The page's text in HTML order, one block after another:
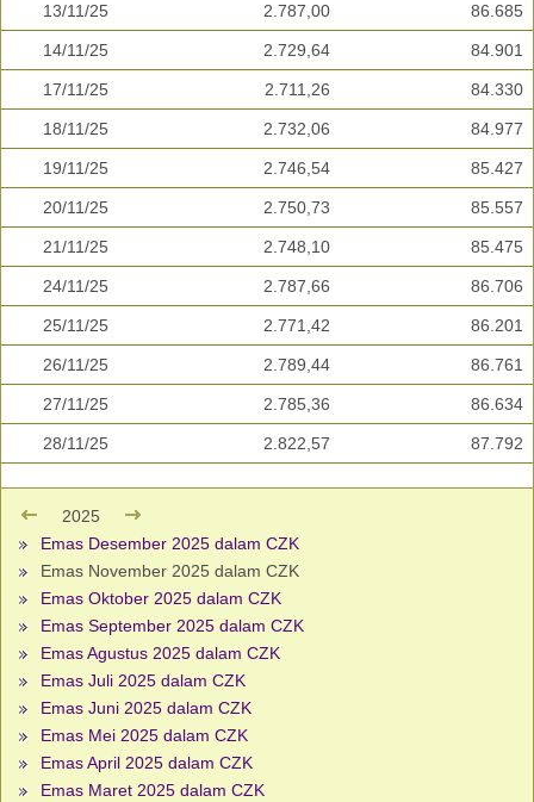
13/11/25 2.787,00 86.685
14/11/25 2.729,64 84.901
17/11/25 2.711,26 84.330
18/11/25 2.732,06 84.977
19/11/25 2.746,54 85.427
20/11/25 2.750,73 85.557
21/11/25 2.748,10 85.475
24/11/25 2.787,66 86.706
25/11/25 2.771,42 86.201
26/11/25 2.789,44 86.761
27/11/25 2.785,36 86.634
28/11/25 2.822,57 87.792
2025
Emas Desember 2025 dalam CZK
Emas November 2025 dalam CZK
Emas Oktober 2025 dalam CZK
Emas September 2025 dalam CZK
Emas Agustus 2025 dalam CZK
Emas Juli 2025 dalam CZK
Emas Juni 2025 dalam CZK
Emas Mei 2025 dalam CZK
Emas April 2025 dalam CZK
Emas Maret 2025 dalam CZK